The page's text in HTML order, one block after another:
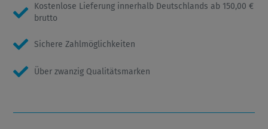
Kostenlose Lieferung innerhalb Deutschlands ab 150,00 €
brutto
Sichere Zahlmöglichkeiten
Über zwanzig Qualitätsmarken